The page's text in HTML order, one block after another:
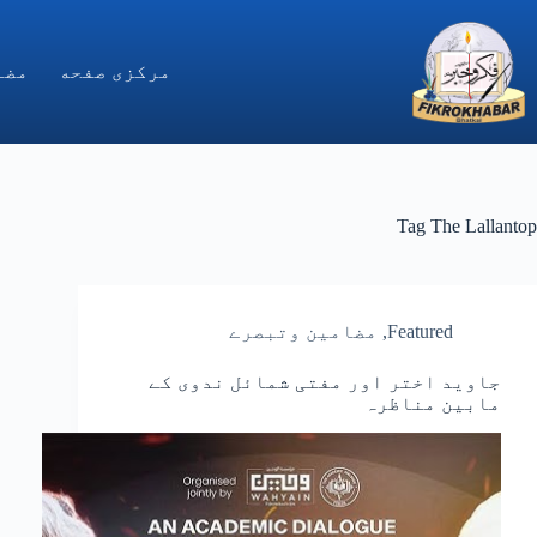
content
مركزى صفحه
Tag The Lallantop
Featured
, مضامین وتبصرے
جاوید اختر اور مفتی شمائل ندوی کے
مابین مناظرہ